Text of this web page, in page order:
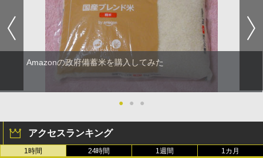
Amazonの政府備蓄米を購入してみた
● ● ●
アクセスランキング
1時間 24時間 1週間 1カ月